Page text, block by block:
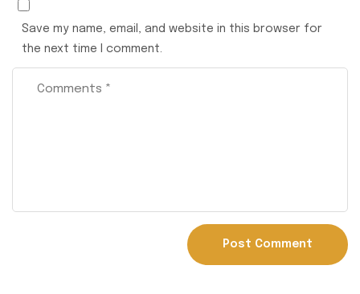
Save my name, email, and website in this browser for
the next time I comment.